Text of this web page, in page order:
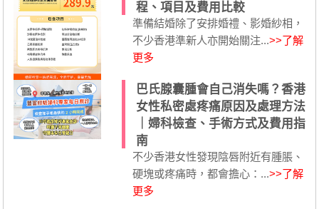
程、項目及費用比較
準備結婚除了安排婚禮、影婚紗相，
不少香港準新人亦開始關注...>>了解
更多
巴氏腺囊腫會自己消失嗎？香港
女性私密處疼痛原因及處理方法
｜婦科檢查、手術方式及費用指
南
不少香港女性發現陰唇附近有腫脹、
硬塊或疼痛時，都會擔心：...>>了解
更多